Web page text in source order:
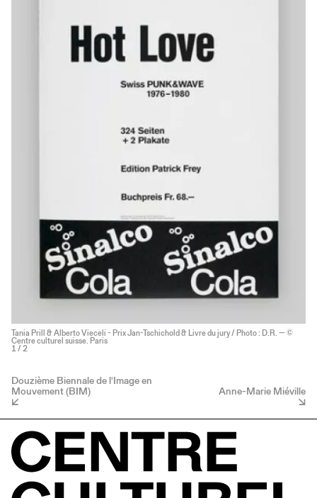
Tania Prill & Alberto Vieceli - Prix Jan-Tschichold & Livre du jury / Photo : D.R. — ©
Centre culturel suisse. Paris
1 / 2
Douzième Biennale de l'Image en
Mouvement (BIM) Anne-Marie Miéville